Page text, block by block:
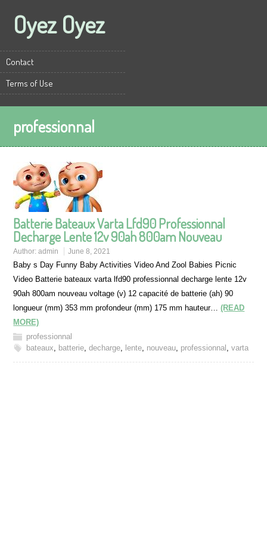
Oyez Oyez
Contact
Terms of Use
professionnal
Batterie Bateaux Varta Lfd90 Professionnal
Decharge Lente 12v 90ah 800am Nouveau
Author:admin June 8, 2021
Baby s Day Funny Baby Activities Video And Zool Babies Picnic
Video Batterie bateaux varta lfd90 professionnal decharge lente 12v
90ah 800am nouveau voltage (v) 12 capacité de batterie (ah) 90
longueur (mm) 353 mm profondeur (mm) 175 mm hauteur…(READ
MORE)
professionnal
bateaux, batterie,decharge, lente, nouveau, professionnal ,varta